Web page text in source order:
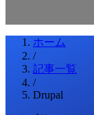
ホーム
/
記事一覧
/
Drupal